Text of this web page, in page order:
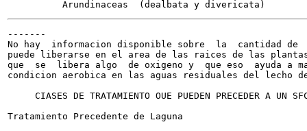
-------
No hay  informacion disponible sobre  la  cantidad de
puede liberarse en el area de las raices de las
que  se  libera algo  de oxigeno y  que eso  ayuda a
condicion aerobica en las aguas residuales del lecho
CIASES DE TRATAMIENTO OUE PUEDEN PRECEDER A UN
Tratamiento Precedente de Laguna